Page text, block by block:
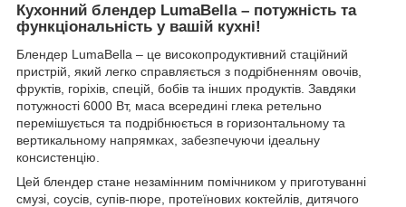
Кухонний блендер LumaBella – потужність та
функціональність у вашій кухні!
Блендер LumaBella – це високопродуктивний стаційний
пристрій, який легко справляється з подрібненням овочів,
фруктів, горіхів, спецій, бобів та інших продуктів. Завдяки
потужності 6000 Вт, маса всередині глека ретельно
перемішується та подрібнюється в горизонтальному та
вертикальному напрямках, забезпечуючи ідеальну
консистенцію.
Цей блендер стане незамінним помічником у приготуванні
смузі, соусів, супів-пюре, протеїнових коктейлів, дитячого